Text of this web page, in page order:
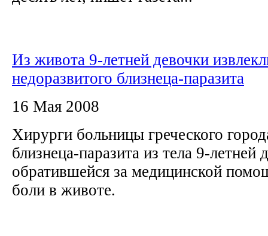
Из живота 9-летней девочки
недоразвитого близнеца-паразита
16 Мая 2008
Хирурги больницы греческого
близнеца-паразита из тела 9-летней
обратившейся за медицинской
боли в животе.